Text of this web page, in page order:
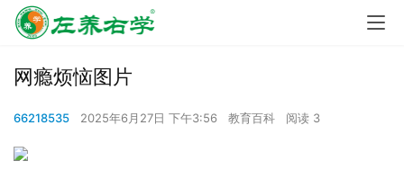
网瘾烦恼图片
66218535 2025年6月27日 下午3:56 教育百科 阅读 3